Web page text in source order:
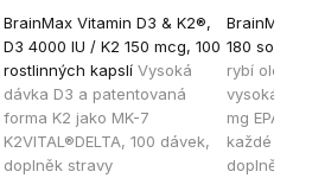
BrainMax Vitamin D3 & K2®,
D3 4000 IU / K2 150 mcg, 100
rostlinných kapslí Vysoká
dávka D3 a patentovaná
forma K2 jako MK-7
K2VITAL®DELTA, 100 dávek,
doplněk stravy
BrainMax
180
rybí olej,
vysoká
mg EPA a
každé
doplněk